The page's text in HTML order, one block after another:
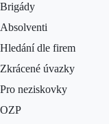
Brigády
Absolventi
Hledání dle firem
Zkrácené úvazky
Pro neziskovky
OZP